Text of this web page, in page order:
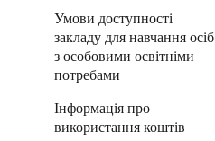
Умови доступності
закладу для навчання осіб
з особовими освітніми
потребами
Інформація про
використання коштів